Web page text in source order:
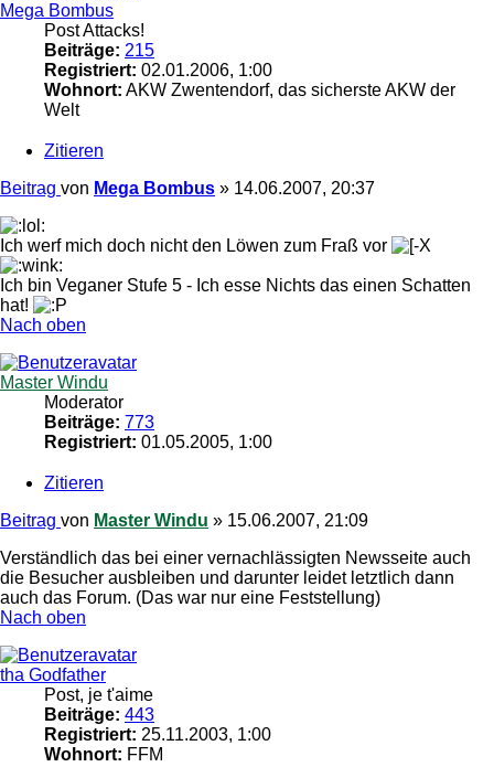
Mega Bombus
Post Attacks!
Beiträge: 215
Registriert: 02.01.2006, 1:00
Wohnort: AKW Zwentendorf, das sicherste AKW der
Welt
Zitieren
Beitrag von Mega Bombus » 14.06.2007, 20:37
Ich werf mich doch nicht den Löwen zum Fraß vor
Ich bin Veganer Stufe 5 - Ich esse Nichts das einen Schatten
hat!
Nach oben
Master Windu
Moderator
Beiträge: 773
Registriert: 01.05.2005, 1:00
Zitieren
Beitrag von Master Windu » 15.06.2007, 21:09
Verständlich das bei einer vernachlässigten Newsseite auch
die Besucher ausbleiben und darunter leidet letztlich dann
auch das Forum. (Das war nur eine Feststellung)
Nach oben
tha Godfather
Post, je t'aime
Beiträge: 443
Registriert: 25.11.2003, 1:00
Wohnort: FFM